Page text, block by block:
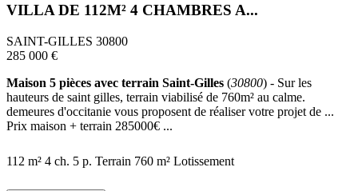
VILLA DE 112M² 4 CHAMBRES A...
SAINT-GILLES 30800
285 000 €
Maison 5 pièces avec terrain Saint-Gilles (30800) - Sur les
hauteurs de saint gilles, terrain viabilisé de 760m² au calme.
demeures d'occitanie vous proposent de réaliser votre projet de ...
Prix maison + terrain 285000€ ...
112 m² 4 ch. 5 p. Terrain 760 m² Lotissement